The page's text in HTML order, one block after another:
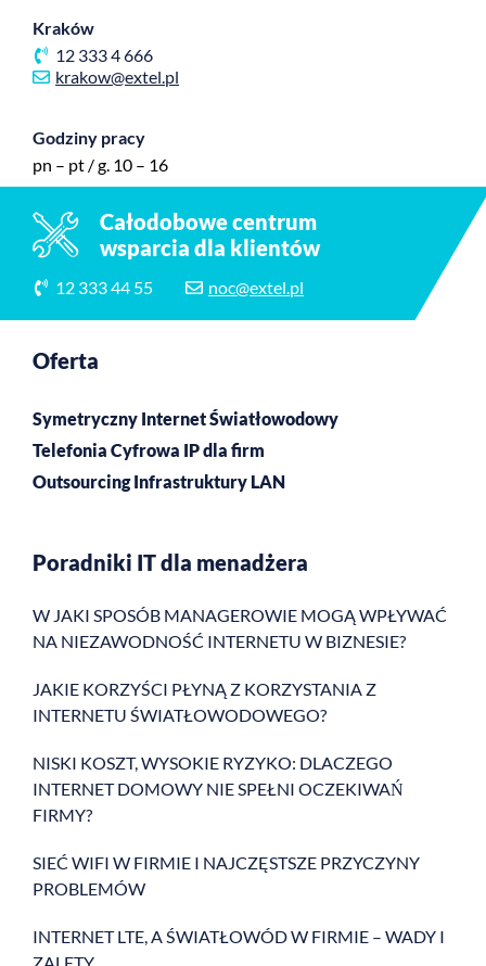
Kraków
12 333 4 666
krakow@extel.pl
Godziny pracy
pn – pt / g. 10 – 16
Całodobowe centrum
wsparcia dla klientów
12 333 44 55 noc@extel.pl
Oferta
Symetryczny Internet Światłowodowy
Telefonia Cyfrowa IP dla firm
Outsourcing Infrastruktury LAN
Poradniki IT dla menadżera
W JAKI SPOSÓB MANAGEROWIE MOGĄ WPŁYWAĆ
NA NIEZAWODNOŚĆ INTERNETU W BIZNESIE?
JAKIE KORZYŚCI PŁYNĄ Z KORZYSTANIA Z
INTERNETU ŚWIATŁOWODOWEGO?
NISKI KOSZT, WYSOKIE RYZYKO: DLACZEGO
INTERNET DOMOWY NIE SPEŁNI OCZEKIWAŃ
FIRMY?
SIEĆ WIFI W FIRMIE I NAJCZĘSTSZE PRZYCZYNY
PROBLEMÓW
INTERNET LTE, A ŚWIATŁOWÓD W FIRMIE – WADY I